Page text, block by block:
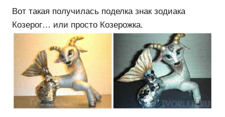
Вот такая получилась поделка знак зодиака
Козерог… или просто Козерожка.